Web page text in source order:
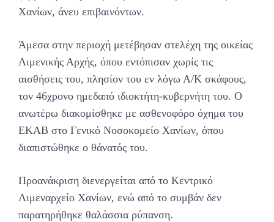
Χανίων, άνευ επιβαινόντων.
Άμεσα στην περιοχή μετέβησαν στελέχη της οικείας
Λιμενικής Αρχής, όπου εντόπισαν χωρίς τις
αισθήσεις του, πλησίον του εν λόγω Α/Κ σκάφους,
τον 46χρονο ημεδαπό ιδιοκτήτη-κυβερνήτη του. Ο
ανωτέρω διακομίσθηκε με ασθενοφόρο όχημα του
ΕΚΑΒ στο Γενικό Νοσοκομείο Χανίων, όπου
διαπιστώθηκε ο θάνατός του.
Προανάκριση διενεργείται από το Κεντρικό
Λιμεναρχείο Χανίων, ενώ από το συμβάν δεν
παρατηρήθηκε θαλάσσια ρύπανση.